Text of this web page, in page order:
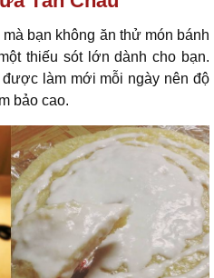
bạn không ăn thử món bánh
thiếu sót lớn dành cho bạn.
làm mới mỗi ngày nên độ
bảo cao.